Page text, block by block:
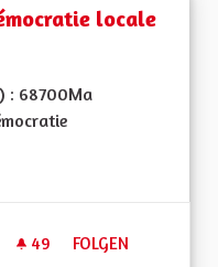
locale
: 68700Ma
49 49 FOLLOWER
FOLGEN
DÉVELOPPEMENT